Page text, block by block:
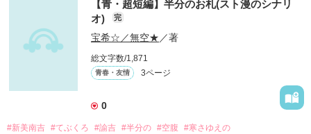
【青・超短編】半分のお札(スト漫のシナリ
オ)
完
宝希☆／無空★ ／著
総文字数/1,871
青春・友情 3ページ
0
#新美南吉 #てぶくろ #諭吉 #半分の #空腹 #寒さゆえの